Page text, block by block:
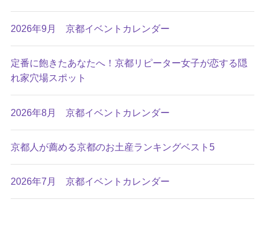
2026年9月 京都イベントカレンダー
定番に飽きたあなたへ！京都リピーター女子が恋する隠
れ家穴場スポット
2026年8月 京都イベントカレンダー
京都人が薦める京都のお土産ランキングベスト5
2026年7月 京都イベントカレンダー